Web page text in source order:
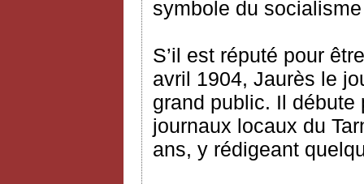
symbole du
S’il est réputé pour
avril 1904, Jaurès le
grand public. Il
journaux locaux du
ans, y rédigeant